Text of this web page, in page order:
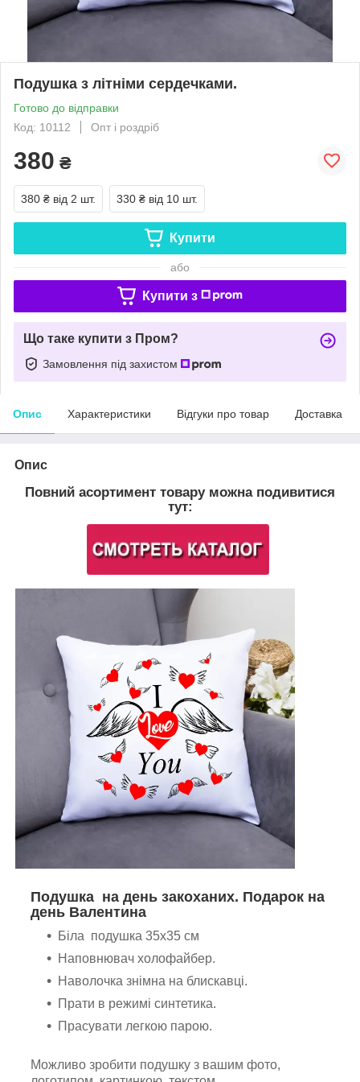
Подушка з літніми сердечками.
Готово до відправки
Код: 10112
Опт і роздріб
380 ₴
380 ₴ від 2 шт. 330 ₴ від 10 шт.
Купити
або
Купити з
Що таке купити з Пром?
Замовлення під захистом
Опис Характеристики Відгуки про товар Доставка
Опис
Повний асортимент товару можна подивитися
тут:
Подушка на день закоханих. Подарок на
день Валентина
Біла подушка 35х35 см
Наповнювач холофайбер.
Наволочка знімна на блискавці.
Прати в режимі синтетика.
Прасувати легкою парою.
Можливо зробити подушку з вашим фото,